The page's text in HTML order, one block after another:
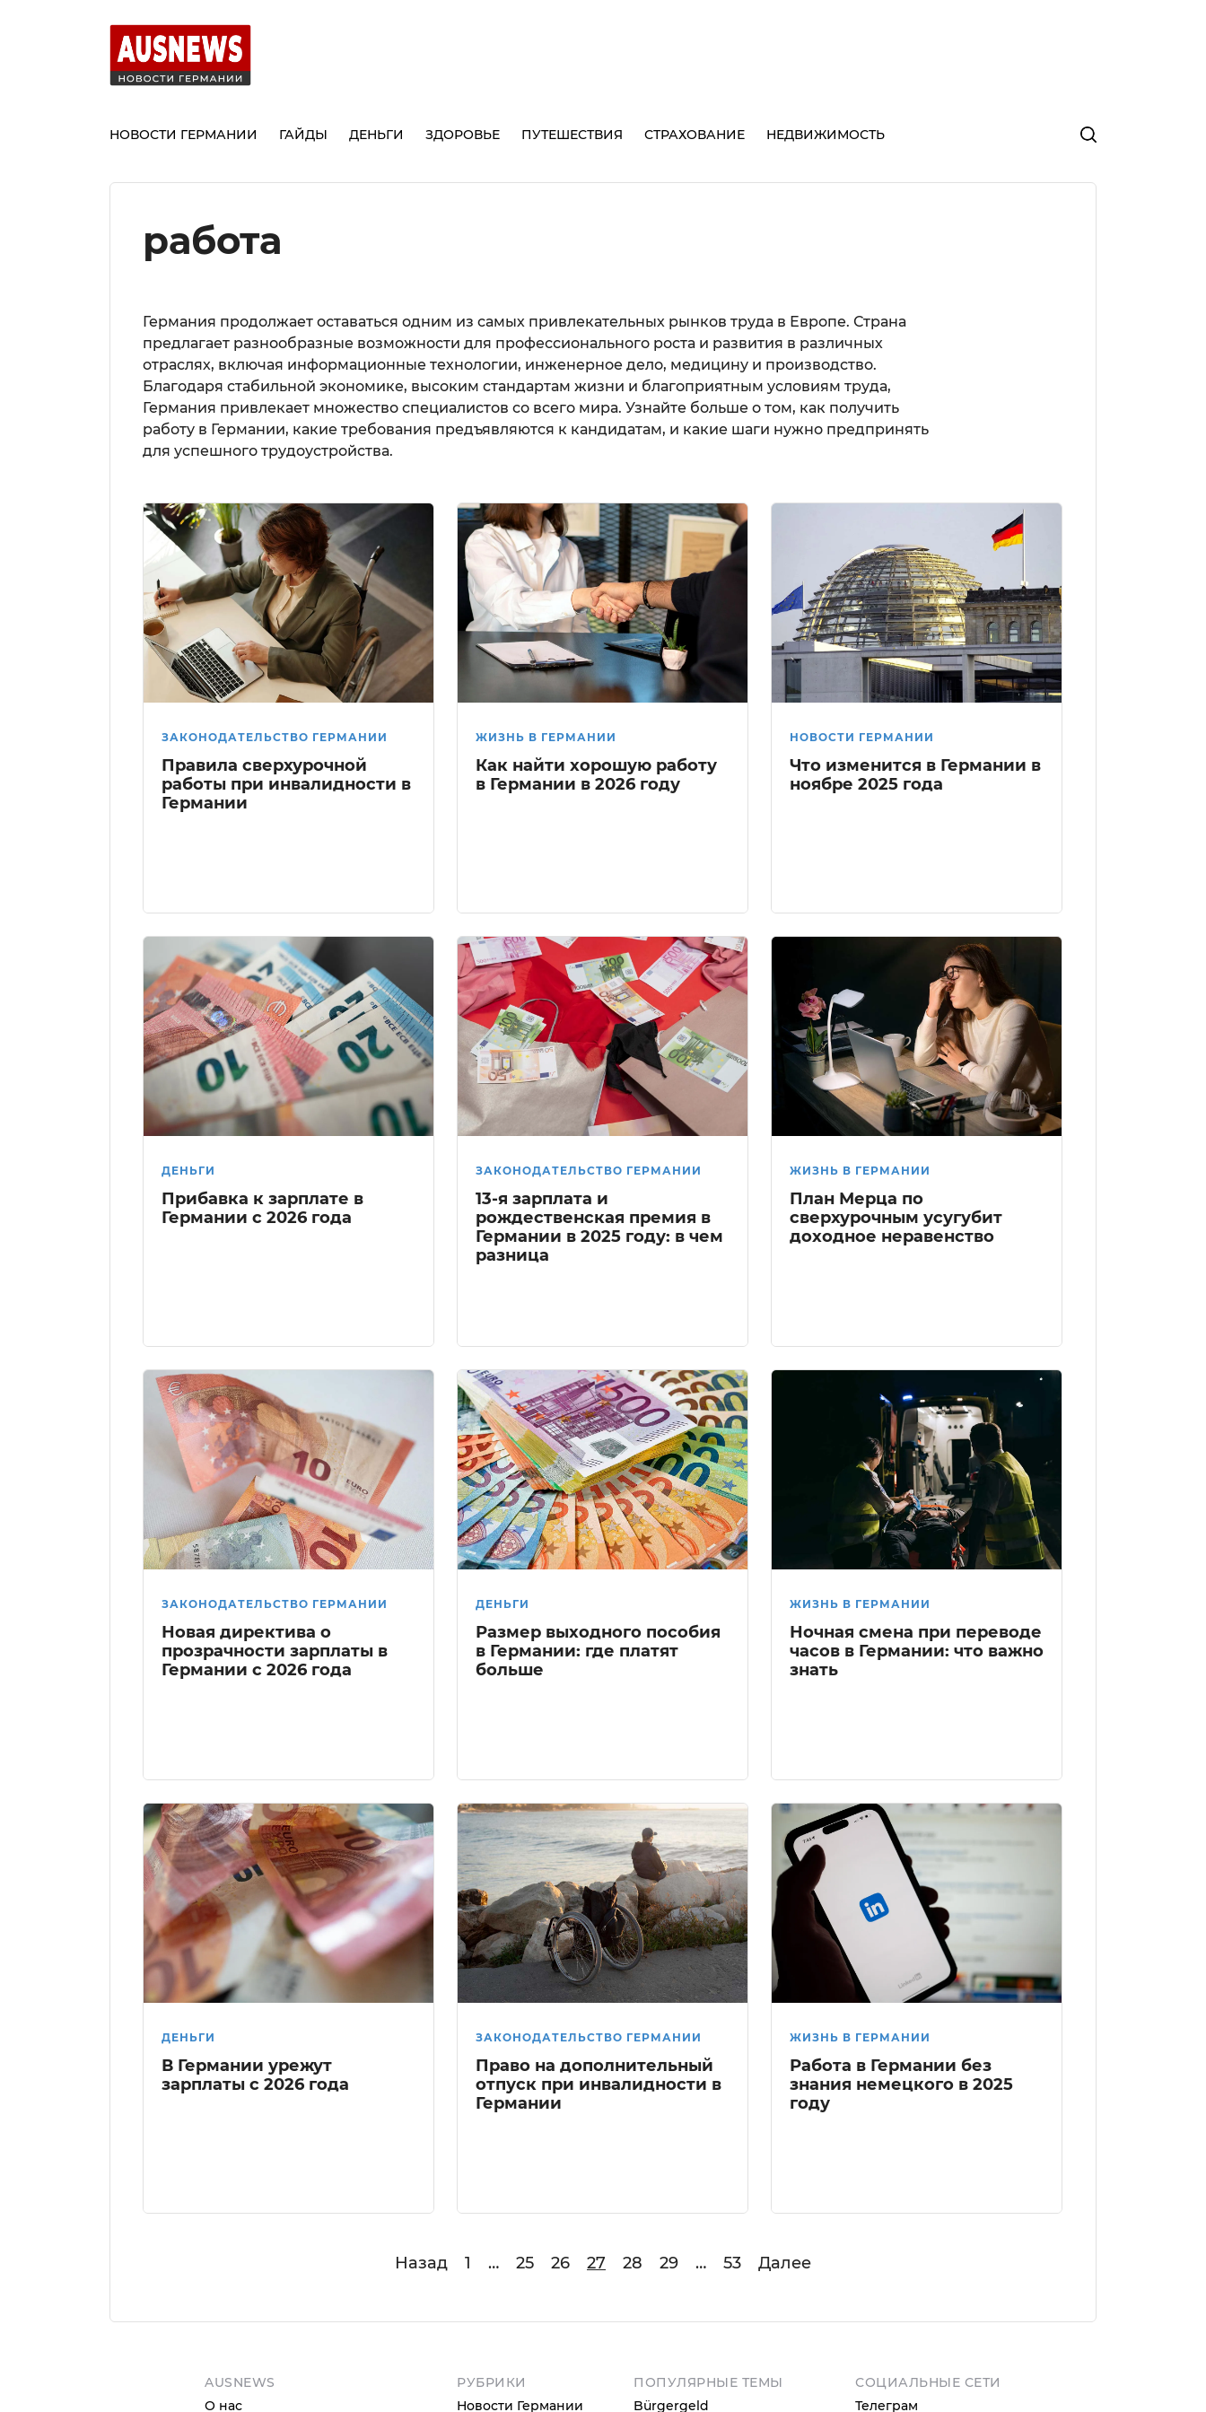
НОВОСТИ ГЕРМАНИИ ГАЙДЫ ДЕНЬГИ ЗДОРОВЬЕ ПУТЕШЕСТВИЯ СТРАХОВАНИЕ НЕДВИЖИМОСТЬ
работа
Германия продолжает оставаться одним из самых привлекательных рынков труда в Европе. Страна
предлагает разнообразные возможности для профессионального роста и развития в различных
отраслях, включая информационные технологии, инженерное дело, медицину и производство.
Благодаря стабильной экономике, высоким стандартам жизни и благоприятным условиям труда,
Германия привлекает множество специалистов со всего мира. Узнайте больше о том, как получить
работу в Германии, какие требования предъявляются к кандидатам, и какие шаги нужно предпринять
для успешного трудоустройства.
ЗАКОНОДАТЕЛЬСТВО ГЕРМАНИИ
Правила сверхурочной
работы при инвалидности в
Германии
ЖИЗНЬ В ГЕРМАНИИ
Как найти хорошую работу
в Германии в 2026 году
НОВОСТИ ГЕРМАНИИ
Что изменится в Германии в
ноябре 2025 года
ДЕНЬГИ
Прибавка к зарплате в
Германии с 2026 года
ЗАКОНОДАТЕЛЬСТВО ГЕРМАНИИ
13-я зарплата и
рождественская премия в
Германии в 2025 году: в чем
разница
ЖИЗНЬ В ГЕРМАНИИ
План Мерца по
сверхурочным усугубит
доходное неравенство
ЗАКОНОДАТЕЛЬСТВО ГЕРМАНИИ
Новая директива о
прозрачности зарплаты в
Германии с 2026 года
ДЕНЬГИ
Размер выходного пособия
в Германии: где платят
больше
ЖИЗНЬ В ГЕРМАНИИ
Ночная смена при переводе
часов в Германии: что важно
знать
ДЕНЬГИ
В Германии урежут
зарплаты с 2026 года
ЗАКОНОДАТЕЛЬСТВО ГЕРМАНИИ
Право на дополнительный
отпуск при инвалидности в
Германии
ЖИЗНЬ В ГЕРМАНИИ
Работа в Германии без
знания немецкого в 2025
году
Назад 1 … 25 26 27 28 29 … 53 Далее
AUSNEWS
О нас
РУБРИКИ
Новости Германии
ПОПУЛЯРНЫЕ ТЕМЫ
Bürgergeld
СОЦИАЛЬНЫЕ СЕТИ
Телеграм